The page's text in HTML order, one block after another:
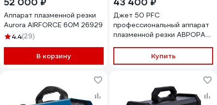
Аппарат плазменной резки
Aurora AIRFORCE 60M 26929
4.4(29)
В корзину
Джет 50 PFC
профессиональный аппарат
плазменной резки АВРОРА
Купить